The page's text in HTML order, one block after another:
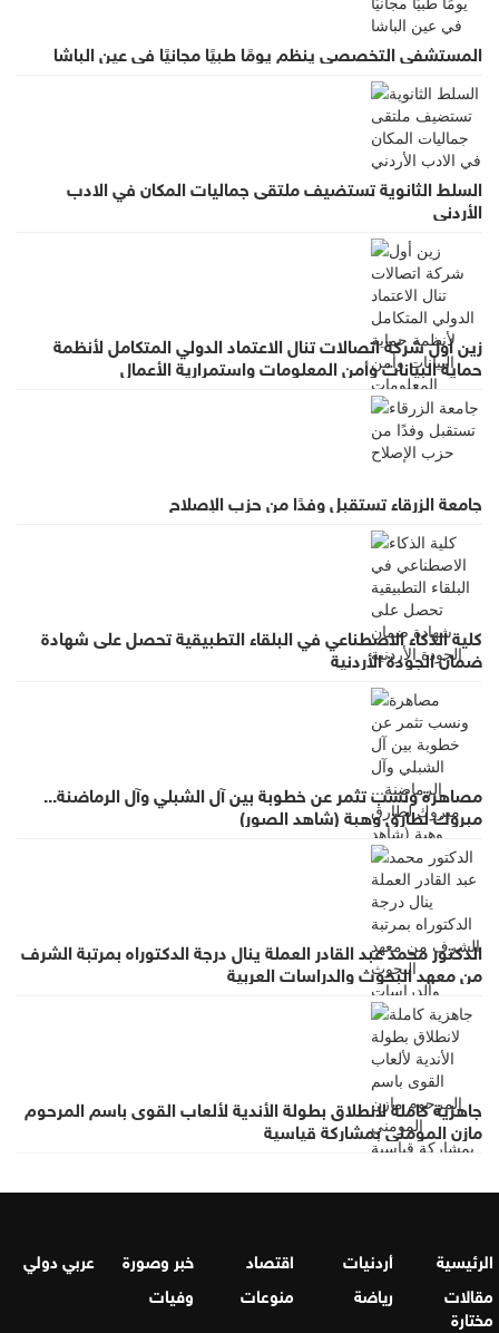
المستشفى التخصصي ينظم يومًا طبيًا مجانيًا في عين الباشا
السلط الثانوية تستضيف ملتقى جماليات المكان في الادب
الأردني
زين أول شركة اتصالات تنال الاعتماد الدولي المتكامل لأنظمة
حماية البيانات وأمن المعلومات واستمرارية الأعمال
جامعة الزرقاء تستقبل وفدًا من حزب الإصلاح
كلية الذكاء الاصطناعي في البلقاء التطبيقية تحصل على شهادة
ضمان الجودة الأردنية
مصاهرة ونسب تثمر عن خطوبة بين آل الشبلي وآل الرماضنة...
مبروك لطارق وهبة (شاهد الصور)
الدكتور محمد عبد القادر العملة ينال درجة الدكتوراه بمرتبة الشرف
من معهد البحوث والدراسات العربية
جاهزية كاملة لانطلاق بطولة الأندية لألعاب القوى باسم المرحوم
مازن المومني بمشاركة قياسية
الرئيسية أردنيات اقتصاد خبر وصورة
عربي دولي
مقالات
مختارة
رياضة منوعات وفيات